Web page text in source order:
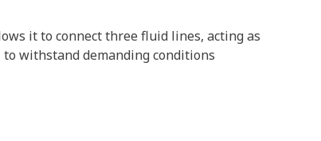
it to connect three fluid lines, acting as
withstand demanding conditions